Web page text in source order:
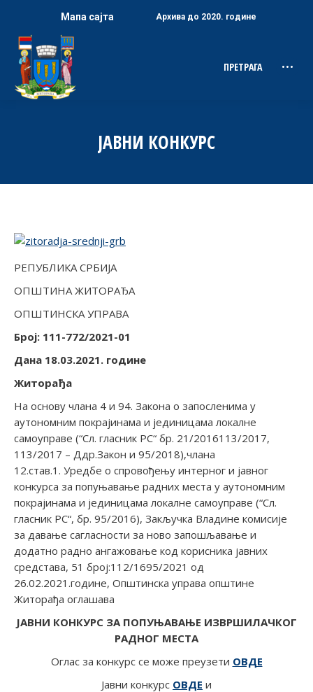
Мапа сајта Архива до 2020. године
Search:
ПРЕТРАГА
ЈАВНИ КОНКУРС
РЕПУБЛИКА СРБИЈА
ОПШТИНА ЖИТОРАЂА
ОПШТИНСКА УПРАВА
Број: 111-772/2021-01
Дана 18.03.2021. године
Житорађа
На основу члана 4 и 94. Закона о запосленима у
аутономним покрајинама и јединицама локалне
самоуправе (“Сл. гласник РС“ бр. 21/2016113/2017,
113/2017 – Ддр.Закон и 95/2018),члана
12.став.1. Уредбе о спровођењу интерног и јавног
конкурса за попуњавање радних места у аутономним
покрајинама и јединицама локалне самоуправе (“Сл.
гласник РС“, бр. 95/2016), Закључка Владине комисије
за давање сагласности за ново запошљавање и
додатно радно ангажовање код корисника јавних
средстава, 51 број:112/1695/2021 од
26.02.2021.године, Општинска управа општине
Житорађа оглашава
ЈАВНИ КОНКУРС ЗА ПОПУЊАВАЊЕ ИЗВРШИЛАЧКОГ
РАДНОГ МЕСТА
Оглас за конкурс се може преузети ОВДЕ
Јавни конкурс ОВДЕ и